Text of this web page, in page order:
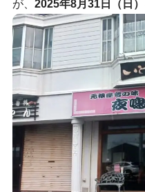
が、 2025年8月31日（日）